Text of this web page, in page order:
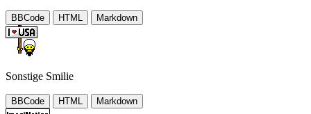
BBCode HTML Markdown
Sonstige Smilie
BBCode HTML Markdown